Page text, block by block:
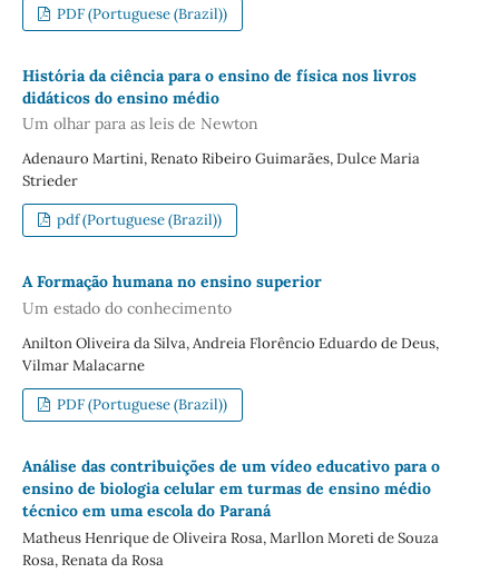
PDF (Portuguese (Brazil))
História da ciência para o ensino de física nos livros
didáticos do ensino médio
Um olhar para as leis de Newton
Adenauro Martini, Renato Ribeiro Guimarães, Dulce Maria
Strieder
pdf (Portuguese (Brazil))
A Formação humana no ensino superior
Um estado do conhecimento
Anilton Oliveira da Silva, Andreia Florêncio Eduardo de Deus,
Vilmar Malacarne
PDF (Portuguese (Brazil))
Análise das contribuições de um vídeo educativo para o
ensino de biologia celular em turmas de ensino médio
técnico em uma escola do Paraná
Matheus Henrique de Oliveira Rosa, Marllon Moreti de Souza
Rosa, Renata da Rosa